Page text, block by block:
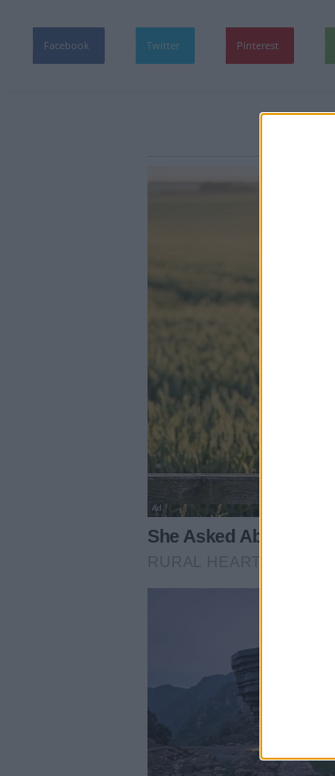
Facebook Twitter Pinterest